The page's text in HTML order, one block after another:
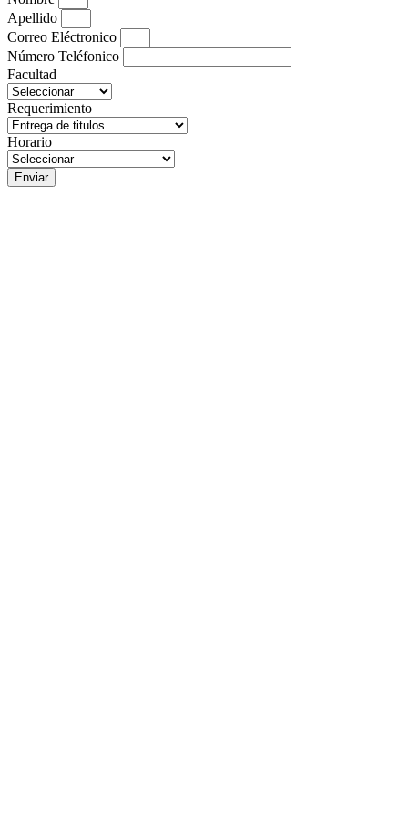
Apellido
Correo Eléctronico
Número Teléfonico
Facultad
Requerimiento
Horario
Enviar